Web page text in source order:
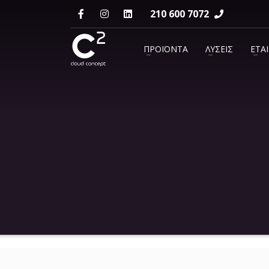
ΕΠΙΚΟΙΝΩΝΙΑ
support@c2.gr
210 600 7072
ΠΡΟΪΟΝΤΑ ΛΥΣΕΙΣ